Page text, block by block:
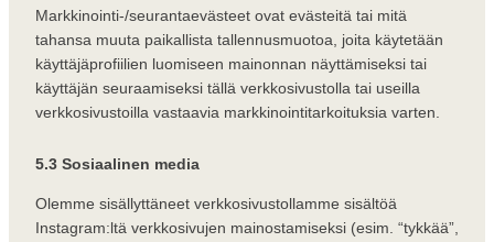
Markkinointi-/seurantaevästeet ovat evästeitä tai mitä
tahansa muuta paikallista tallennusmuotoa, joita käytetään
käyttäjäprofiilien luomiseen mainonnan näyttämiseksi tai
käyttäjän seuraamiseksi tällä verkkosivustolla tai useilla
verkkosivustoilla vastaavia markkinointitarkoituksia varten.
5.3 Sosiaalinen media
Olemme sisällyttäneet verkkosivustollamme sisältöä
Instagram:ltä verkkosivujen mainostamiseksi (esim. “tykkää”,